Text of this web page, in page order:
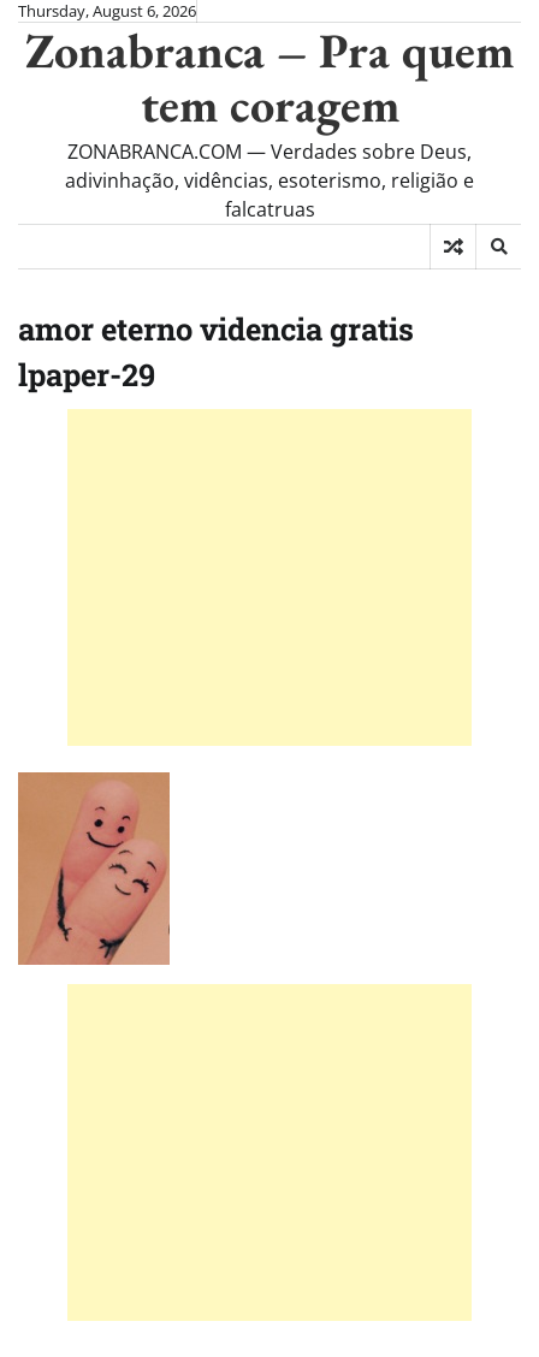
Skip
content
Thursday, August 6, 2026
Zonabranca – Pra quem
tem coragem
ZONABRANCA.COM — Verdades sobre Deus,
adivinhação, vidências, esoterismo, religião e
falcatruas
amor eterno videncia gratis
lpaper-29